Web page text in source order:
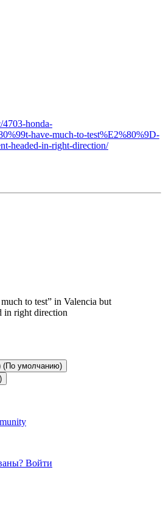
4703-honda-
have-much-to-test%E2%80%9D-
headed-in-right-direction/
to test” in Valencia but
in right direction
(По умолчанию)
Войти